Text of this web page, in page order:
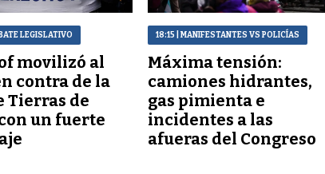
LEGISLATIVO
movilizó al
contra de la
Tierras de
un fuerte
18:15 | MANIFESTANTES VS POLICÍAS
Máxima tensión:
camiones hidrantes,
gas pimienta e
incidentes a las
afueras del Congreso